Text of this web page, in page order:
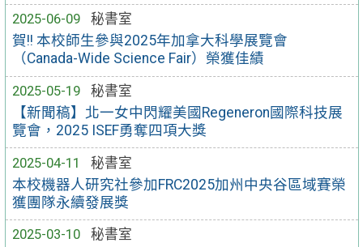
2025-06-09
秘書室
賀!! 本校師生參與2025年加拿大科學展覽會
（Canada-Wide Science Fair）榮獲佳績
2025-05-19
秘書室
【新聞稿】北一女中閃耀美國Regeneron國際科技展
覽會，2025 ISEF勇奪四項大獎
2025-04-11
秘書室
本校機器人研究社參加FRC2025加州中央谷區域賽榮
獲團隊永續發展獎
2025-03-10
秘書室